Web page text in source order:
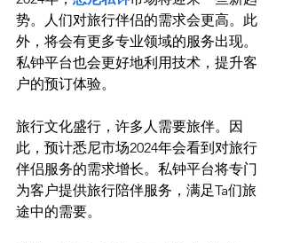
势。人们对旅行伴侣的需求会更高。此
外，将会有更多专业领域的服务出现。
私钟平台也会更好地利用技术，提升客
户的预订体验。
旅行文化盛行，许多人需要旅伴。因
此，预计悉尼市场2024年会看到对旅行
伴侣服务的需求增长。私钟平台将专门
为客户提供旅行陪伴服务，满足Ta们旅
途中的需要。